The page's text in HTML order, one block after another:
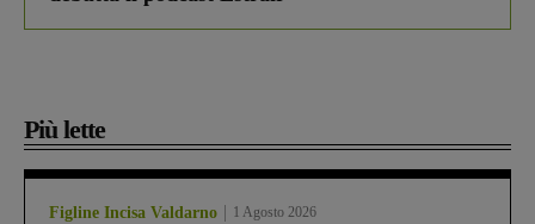
Più lette
Figline Incisa Valdarno 1 Agosto 2026